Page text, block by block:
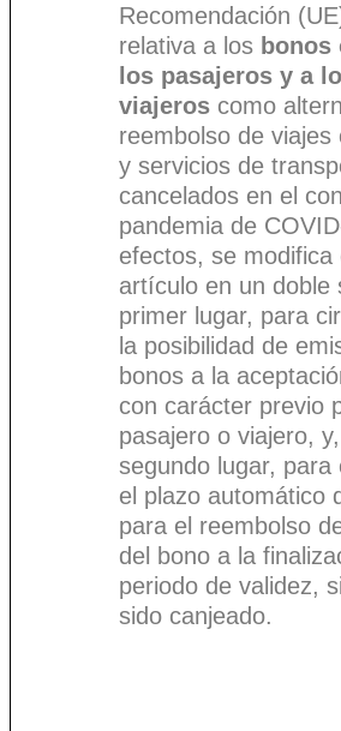
Recomendación
relativa a los bonos
los pasajeros y a
viajeros como
reembolso de viajes
y servicios de
cancelados en el
pandemia de
efectos, se modifica
artículo en un doble
primer lugar, para
la posibilidad de
bonos a la
con carácter previo
pasajero o viajero,
segundo lugar, para
el plazo automático
para el reembolso
del bono a la
periodo de validez,
sido canjeado.